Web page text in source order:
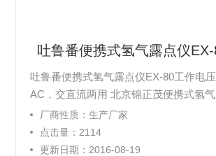
吐鲁番便携式氢气露点仪
吐鲁番便携式氢气露点仪EX-80工作电
AC，交直流两用 北京锦正茂便携式氢气露点仪EX-80
防护等级：IP65（NEMA4） 北京锦正茂便携式氢气露
点仪EX-80储存温度等级：-40～+70℃ 北京锦正茂便携
式氢气露点仪EX-80输出接口：USB1.1
厂商性质：生产厂家
点击量：2114
更新日期：2016-08-19